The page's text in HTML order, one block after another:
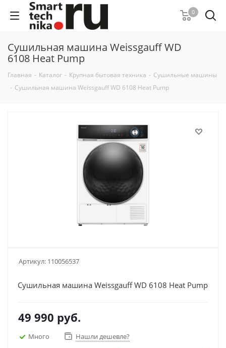
0
Сушильная машина Weissgauff WD
6108 Heat Pump
Главная - Каталог - Крупная бытовая техника - Сушильные машины
- Сушильная машина Weissgauff WD 6108 Heat Pump
Артикул: 110056537
Сушильная машина Weissgauff WD 6108 Heat Pump
49 990 руб.
Много Нашли дешевле?